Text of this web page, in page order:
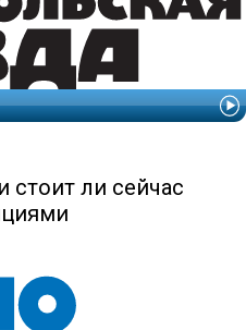
стоит ли сейчас